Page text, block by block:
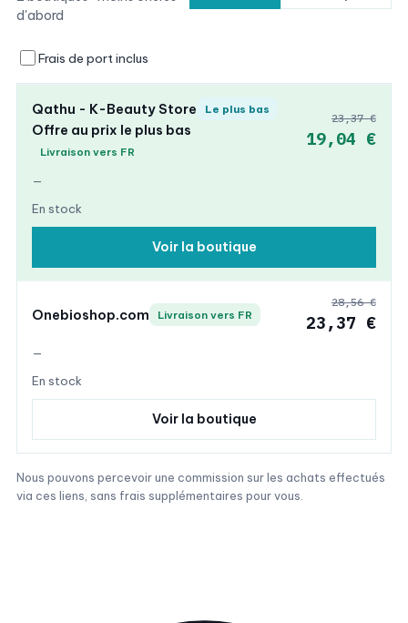
d'abord
Frais de port inclus
Qathu - K-Beauty Store Le plus bas
Offre au prix le plus bas
Livraison vers FR
—
En stock
23,37 €
19,04 €
Voir la boutique
Onebioshop.com Livraison vers FR
—
En stock
28,56 €
23,37 €
Voir la boutique
Nous pouvons percevoir une commission sur les achats effectués
via ces liens, sans frais supplémentaires pour vous.